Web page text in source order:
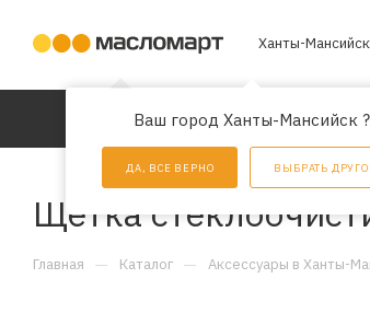
Ханты-Мансийск
Ваш город Ханты-Мансийск ?
ДА, ВСЕ ВЕРНО ВЫБРАТЬ
КАТАЛОГ АКЦИИ
Щетка
Главная — Каталог — Аксессуары в Ханты-